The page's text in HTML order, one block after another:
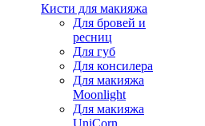
Кисти для макияжа
Для бровей и
ресниц
Для губ
Для консилера
Для макияжа
Moonlight
Для макияжа
UniCorn